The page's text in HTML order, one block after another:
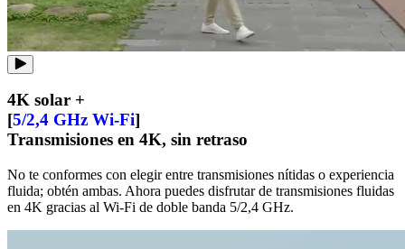
4K solar +
[5/2,4 GHz Wi-Fi]
Transmisiones en 4K, sin retraso
No te conformes con elegir entre transmisiones nítidas o experiencia
fluida; obtén ambas. Ahora puedes disfrutar de transmisiones fluidas
en 4K gracias al Wi-Fi de doble banda 5/2,4 GHz.